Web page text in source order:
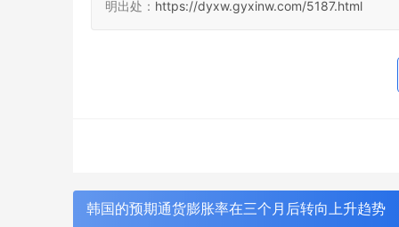
明出处： https://dyxw.gyxinw.com/5187.html
韩国的预期通货膨胀率在三个月后转向上升趋势